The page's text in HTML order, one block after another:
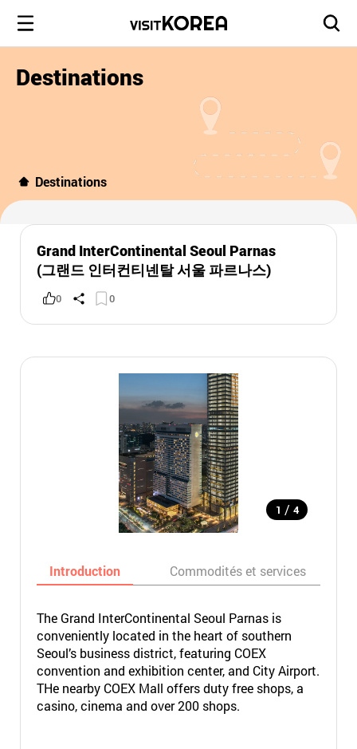
Destinations
Destinations
Grand InterContinental Seoul Parnas
(그랜드 인터컨티넨탈 서울 파르나스)
0 0
1 / 4
Introduction Commodités et services
The Grand InterContinental Seoul Parnas is
conveniently located in the heart of southern
Seoul’s business district, featuring COEX
convention and exhibition center, and City Airport.
THe nearby COEX Mall offers duty free shops, a
casino, cinema and over 200 shops.